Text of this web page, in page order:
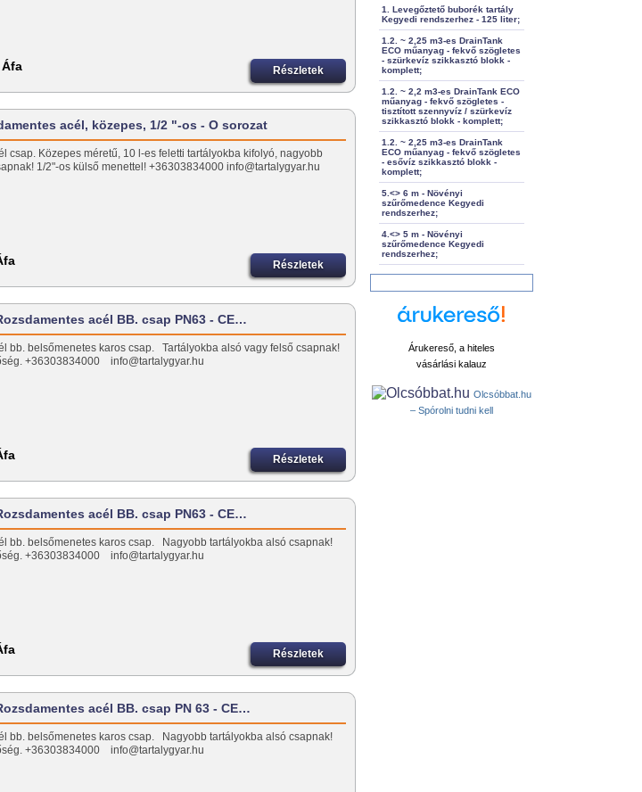
Áfa
Részletek
acél, közepes, 1/2 "-os - O sorozat
csap. Közepes méretű, 10 l-es feletti tartályokba kifolyó, nagyobb
1/2"-os külső menettel! +36303834000 info@tartalygyar.hu
Részletek
acél BB. csap PN63 - CE…
bb. belsőmenetes karos csap. Tartályokba alsó vagy felső csapnak!
+36303834000 info@tartalygyar.hu
Részletek
acél BB. csap PN63 - CE…
bb. belsőmenetes karos csap. Nagyobb tartályokba alsó csapnak!
+36303834000 info@tartalygyar.hu
Részletek
acél BB. csap PN 63 - CE…
bb. belsőmenetes karos csap. Nagyobb tartályokba alsó csapnak!
+36303834000 info@tartalygyar.hu
1. Levegőztető buborék tartály
Kegyedi rendszerhez - 125 liter;
1.2. ~ 2,25 m3-es DrainTank
ECO műanyag - fekvő szögletes
- szürkevíz szikkasztó blokk -
komplett;
1.2. ~ 2,2 m3-es DrainTank ECO
műanyag - fekvő szögletes -
tisztított szennyvíz / szürkevíz
szikkasztó blokk - komplett;
1.2. ~ 2,25 m3-es DrainTank
ECO műanyag - fekvő szögletes
- esővíz szikkasztó blokk -
komplett;
5.<> 6 m - Növényi
szűrőmedence Kegyedi
rendszerhez;
4.<> 5 m - Növényi
szűrőmedence Kegyedi
rendszerhez;
Árukereső, a hiteles
vásárlási kalauz
Olcsóbbat.hu
– Spórolni tudni kell